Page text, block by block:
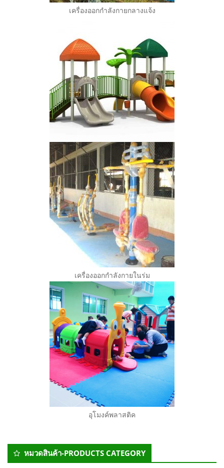
เครื่องออกกำลังกายกลางแจ้ง
เครื่องออกกำลังกายในร่ม
อุโมงค์พลาสติค
Secondary
Sidebar
หมวดสินค้า-PRODUCTS CATEGORY